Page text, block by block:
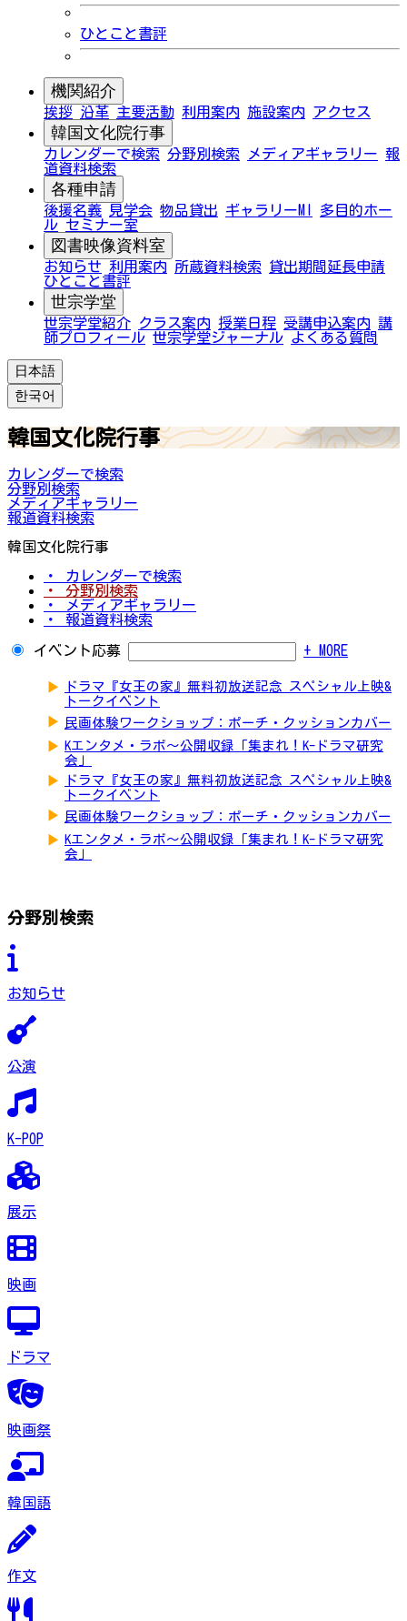
ひとこと書評
機関紹介
挨拶 沿革 主要活動 利用案内 施設案内 アクセス
韓国文化院行事
カレンダーで検索 分野別検索 メディアギャラリー 報
道資料検索
各種申請
後援名義 見学会 物品貸出 ギャラリーMI
多目的ホー
ル セミナー室
図書映像資料室
お知らせ 利用案内 所蔵資料検索
貸出期間延長申請
ひとこと書評
世宗学堂
世宗学堂紹介 クラス案内 授業日程 受講申込案内 講
師プロフィール 世宗学堂ジャーナル よくある質問
日本語
한국어
韓国文化院行事
カレンダーで検索
分野別検索
メディアギャラリー
報道資料検索
韓国文化院行事
・ カレンダーで検索
・ 分野別検索
・ メディアギャラリー
・ 報道資料検索
イベント応募 + MORE
▶
ドラマ『女王の家』無料初放送記念 スペシャル上映&
トークイベント
▶ 民画体験ワークショップ：ポーチ・クッションカバー
▶ Kエンタメ・ラボ～公開収録「集まれ！K-ドラマ研究
会」
▶
ドラマ『女王の家』無料初放送記念 スペシャル上映&
トークイベント
▶ 民画体験ワークショップ：ポーチ・クッションカバー
▶ Kエンタメ・ラボ～公開収録「集まれ！K-ドラマ研究
会」
分野別検索
お知らせ
公演
K-POP
展示
映画
ドラマ
映画祭
韓国語
作文